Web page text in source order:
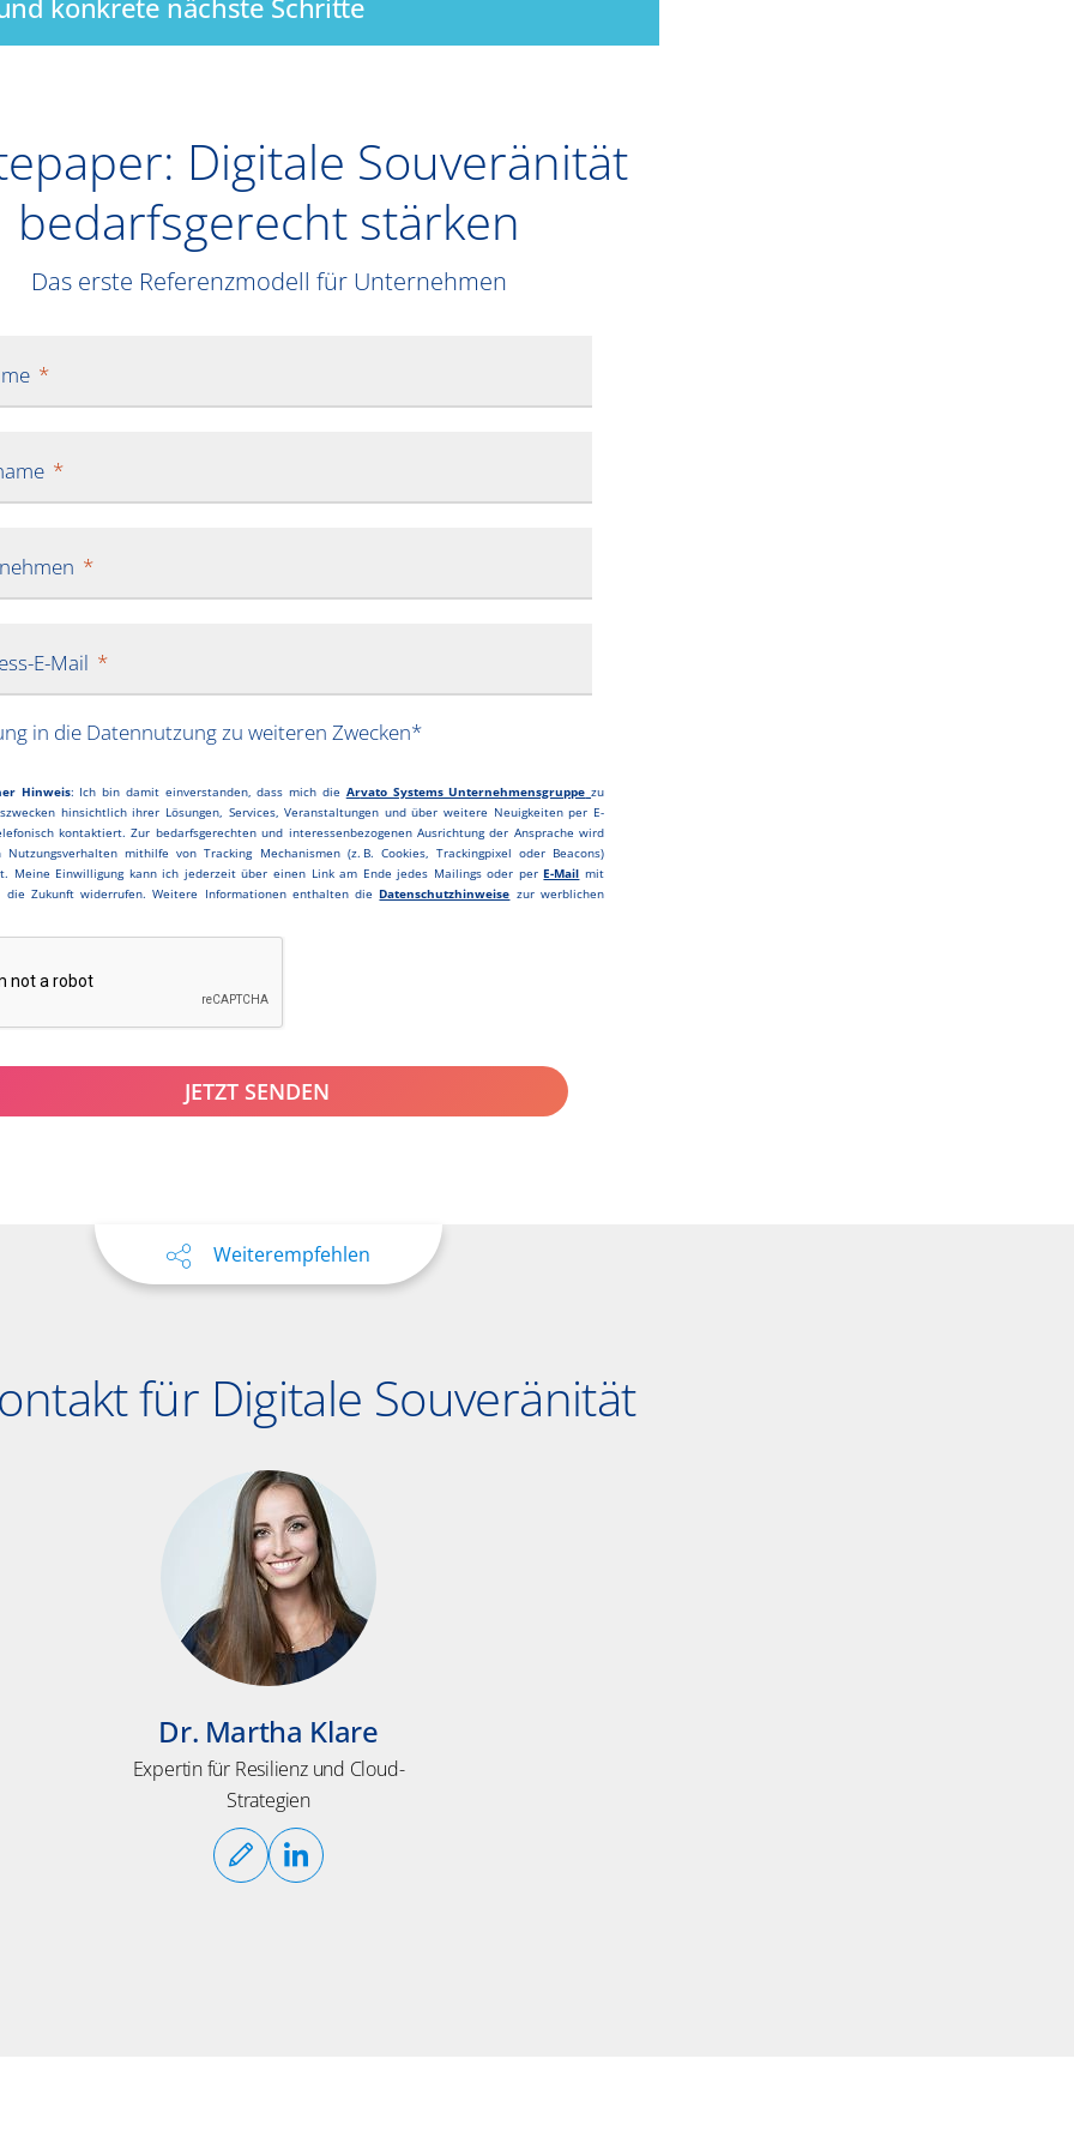
konkrete nächste Schritte
Digitale Souveränität
bedarfsgerecht stärken
Das erste Referenzmodell für Unternehmen
E-Mail
in die Datennutzung zu weiteren Zwecken*
Hinweis: Ich bin damit einverstanden, dass mich die Arvato Systems Unternehmensgruppe zu
hinsichtlich ihrer Lösungen, Services, Veranstaltungen und über weitere Neuigkeiten per E-
kontaktiert. Zur bedarfsgerechten und interessenbezogenen Ausrichtung der Ansprache wird
mithilfe von Tracking Mechanismen (z. B. Cookies, Trackingpixel oder Beacons)
Meine Einwilligung kann ich jederzeit über einen Link am Ende jedes Mailings oder perE-Mail mit
die Zukunft widerrufen. Weitere Informationen enthalten dieDatenschutzhinweise zur werblichen
JETZT SENDEN
Weiterempfehlen
für Digitale Souveränität
Dr. Martha Klare
Expertin für Resilienz und Cloud-
Strategien